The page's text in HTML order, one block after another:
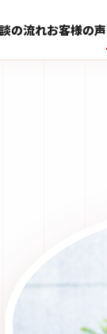
の流れお客様の声